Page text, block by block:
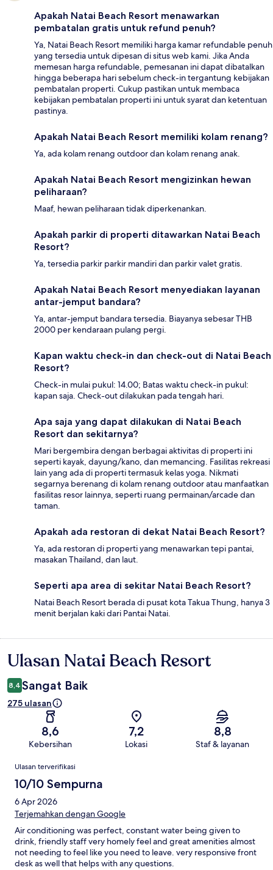
Apakah Natai Beach Resort menawarkan
pembatalan gratis untuk refund penuh?
Ya, Natai Beach Resort memiliki harga kamar refundable penuh
yang tersedia untuk dipesan di situs web kami. Jika Anda
memesan harga refundable, pemesanan ini dapat dibatalkan
hingga beberapa hari sebelum check-in tergantung kebijakan
pembatalan properti. Cukup pastikan untuk membaca
kebijakan pembatalan properti ini untuk syarat dan ketentuan
pastinya.
Apakah Natai Beach Resort memiliki kolam renang?
Ya, ada kolam renang outdoor dan kolam renang anak.
Apakah Natai Beach Resort mengizinkan hewan
peliharaan?
Maaf, hewan peliharaan tidak diperkenankan.
Apakah parkir di properti ditawarkan Natai Beach
Resort?
Ya, tersedia parkir parkir mandiri dan parkir valet gratis.
Apakah Natai Beach Resort menyediakan layanan
antar-jemput bandara?
Ya, antar-jemput bandara tersedia. Biayanya sebesar THB
2000 per kendaraan pulang pergi.
Kapan waktu check-in dan check-out di Natai Beach
Resort?
Check-in mulai pukul: 14.00; Batas waktu check-in pukul:
kapan saja. Check-out dilakukan pada tengah hari.
Apa saja yang dapat dilakukan di Natai Beach
Resort dan sekitarnya?
Mari bergembira dengan berbagai aktivitas di properti ini
seperti kayak, dayung/kano, dan memancing. Fasilitas rekreasi
lain yang ada di properti termasuk kelas yoga. Nikmati
segarnya berenang di kolam renang outdoor atau manfaatkan
fasilitas resor lainnya, seperti ruang permainan/arcade dan
taman.
Apakah ada restoran di dekat Natai Beach Resort?
Ya, ada restoran di properti yang menawarkan tepi pantai,
masakan Thailand, dan laut.
Seperti apa area di sekitar Natai Beach Resort?
Natai Beach Resort berada di pusat kota Takua Thung, hanya 3
menit berjalan kaki dari Pantai Natai.
Ulasan
Ulasan Natai Beach Resort
8,4 Sangat Baik
275 ulasan
8,6
Kebersihan
7,2
Lokasi
8,8
Staf & layanan
Ulasan
Ulasan terverifikasi
10/10 Sempurna
6 Apr 2026
Terjemahkan dengan Google
Air conditioning was perfect, constant water being given to
drink, friendly staff very homely feel and great amenities almost
not needing to feel like you need to leave. very responsive front
desk as well that helps with any questions.